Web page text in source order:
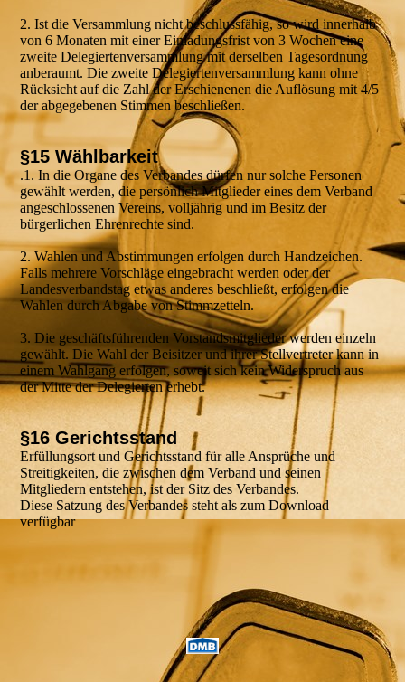
2. Ist die Versammlung nicht beschlussfähig, so wird innerhalb
von 6 Monaten mit einer Einladungsfrist von 3 Wochen eine
zweite Delegiertenversammlung mit derselben Tagesordnung
anberaumt. Die zweite Delegiertenversammlung kann ohne
Rücksicht auf die Zahl der Erschienenen die Auflösung mit 4/5
der abgegebenen Stimmen beschließen.
§15 Wählbarkeit
.1. In die Organe des Verbandes dürfen nur solche Personen
gewählt werden, die persönlich Mitglieder eines dem Verband
angeschlossenen Vereins, volljährig und im Besitz der
bürgerlichen Ehrenrechte sind.
2. Wahlen und Abstimmungen erfolgen durch Handzeichen.
Falls mehrere Vorschläge eingebracht werden oder der
Landesverbandstag etwas anderes beschließt, erfolgen die
Wahlen durch Abgabe von Stimmzetteln.
3. Die geschäftsführenden Vorstandsmitglieder werden einzeln
gewählt. Die Wahl der Beisitzer und ihrer Stellvertreter kann in
einem Wahlgang erfolgen, soweit sich kein Widerspruch aus
der Mitte der Delegierten erhebt.
§16 Gerichtsstand
Erfüllungsort und Gerichtsstand für alle Ansprüche und
Streitigkeiten, die zwischen dem Verband und seinen
Mitgliedern entstehen, ist der Sitz des Verbandes.
Diese Satzung des Verbandes steht als zum Download
verfügbar